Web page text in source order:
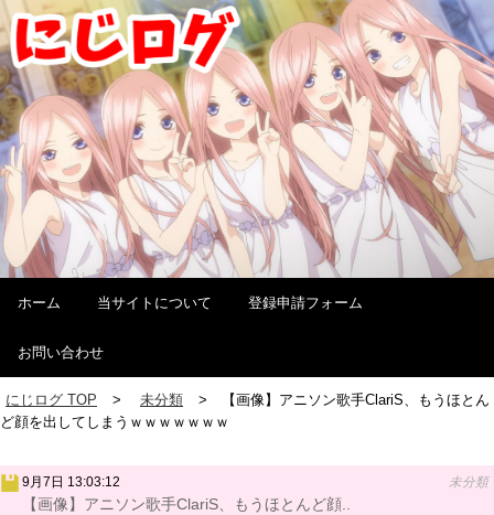
ホーム 当サイトについて 登録申請フォーム
お問い合わせ
にじログ TOP 未分類
【画像】アニソン歌手ClariS、もうほとん
ど顔を出してしまうｗｗｗｗｗｗｗ
9月7日 13:03:12 未分類
【画像】アニソン歌手ClariS、もうほとんど顔..